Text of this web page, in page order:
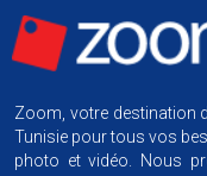
Zoom, votre destination
Tunisie pour tous vos
photo et vidéo. Nous